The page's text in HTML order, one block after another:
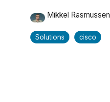
Mikkel Rasmussen
Solutions cisco